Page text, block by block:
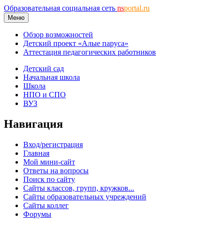
Образовательная социальная сеть nsportal.ru
Меню
Обзор возможностей
Детский проект «Алые паруса»
Аттестация педагогических работников
Детский сад
Начальная школа
Школа
НПО и СПО
ВУЗ
Навигация
Вход/регистрация
Главная
Мой мини-сайт
Ответы на вопросы
Поиск по сайту
Сайты классов, групп, кружков...
Сайты образовательных учреждений
Сайты коллег
Форумы